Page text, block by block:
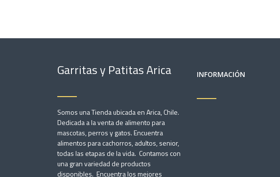
Garritas y Patitas Arica
Somos una Tienda ubicada en Arica, Chile.
Dedicada a la venta de alimento para
mascotas, perros y gatos. Encuentra
alimentos para cachorros, adultos, senior,
todas las etapas de la vida. Contamos con
una gran variedad de productos
disponibles. Encuentra los mejores
INFORMACIÓN